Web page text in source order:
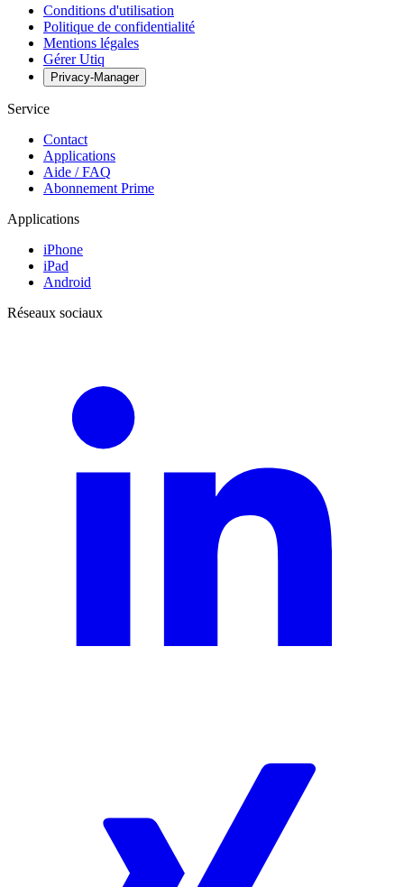
Conditions d'utilisation
Politique de confidentialité
Mentions légales
Gérer Utiq
Privacy-Manager
Service
Contact
Applications
Aide / FAQ
Abonnement Prime
Applications
iPhone
iPad
Android
Réseaux sociaux